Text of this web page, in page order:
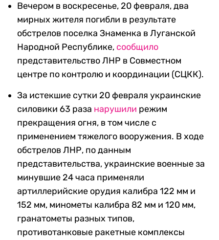
Вечером в воскресенье, 20 февраля, два
мирных жителя погибли в результате
обстрелов поселка Знаменка в Луганской
Народной Республике, сообщило
представительство ЛНР в Совместном
центре по контролю и координации (СЦКК).
За истекшие сутки 20 февраля украинские
силовики 63 раза нарушили режим
прекращения огня, в том числе с
применением тяжелого вооружения. В ходе
обстрелов ЛНР, по данным
представительства, украинские военные за
минувшие 24 часа применяли
артиллерийские орудия калибра 122 мм и
152 мм, минометы калибра 82 мм и 120 мм,
гранатометы разных типов,
противотанковые ракетные комплексы